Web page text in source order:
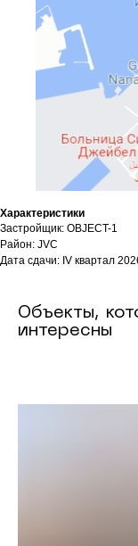
Характеристики
Застройщик: OBJECT-1
Район: JVC
Дата сдачи: IV квартал
Объекты,
интересны